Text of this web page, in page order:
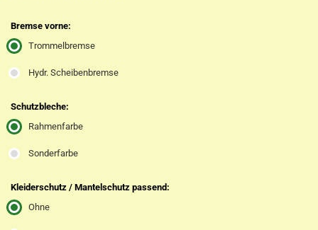
Bremse vorne:
Trommelbremse
Hydr. Scheibenbremse
Schutzbleche:
Rahmenfarbe
Sonderfarbe
Kleiderschutz / Mantelschutz passend:
Ohne